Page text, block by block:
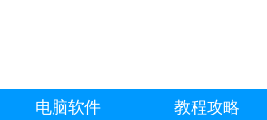
电脑软件 教程攻略